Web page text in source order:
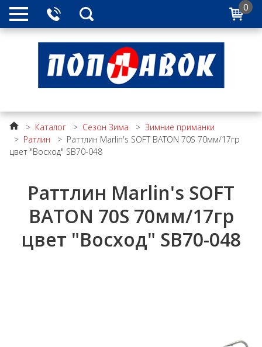
0
> Каталог > Сезон Зима > Зимние приманки
> Ратлин > Раттлин Marlin's SOFT BATON 70S 70мм/17гр
цвет "Восход" SB70-048
Раттлин Marlin's SOFT
BATON 70S 70мм/17гр
цвет "Восход" SB70-048